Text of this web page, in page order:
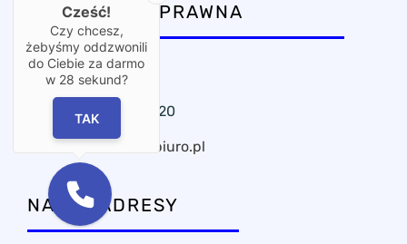
KANCELARIA PRAWNA
OxPublica Warszawa
+48 22 295 11 20
oxpublica@mbiuro.pl
NASZE ADRESY
Cześć!
Czy chcesz,
żebyśmy oddzwonili
do Ciebie za darmo
w 28 sekund?
TAK